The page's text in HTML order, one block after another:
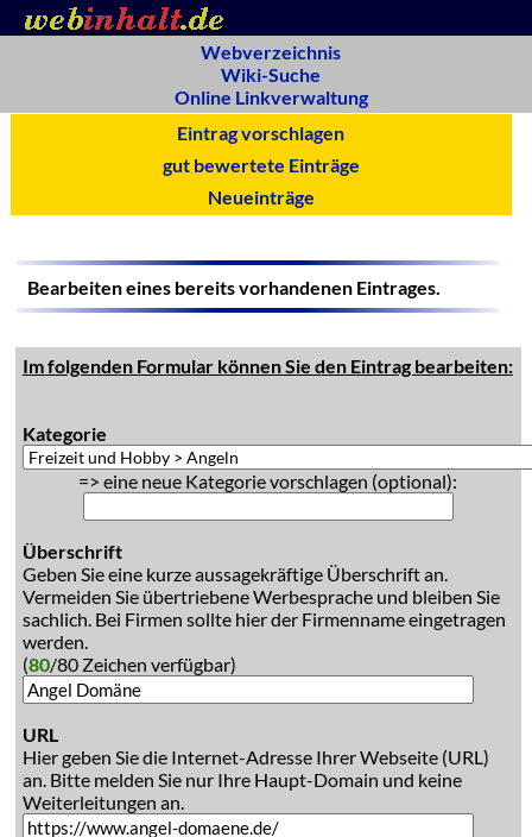
Webverzeichnis
Wiki-Suche
Online Linkverwaltung
Eintrag vorschlagen
gut bewertete Einträge
Neueinträge
Bearbeiten eines bereits vorhandenen Eintrages.
Im folgenden Formular können Sie den Eintrag bearbeiten:
Kategorie
=> eine neue Kategorie vorschlagen (optional):
Überschrift
Geben Sie eine kurze aussagekräftige Überschrift an.
Vermeiden Sie übertriebene Werbesprache und bleiben Sie
sachlich. Bei Firmen sollte hier der Firmenname eingetragen
werden.
(80/80 Zeichen verfügbar)
URL
Hier geben Sie die Internet-Adresse Ihrer Webseite (URL)
an. Bitte melden Sie nur Ihre Haupt-Domain und keine
Weiterleitungen an.